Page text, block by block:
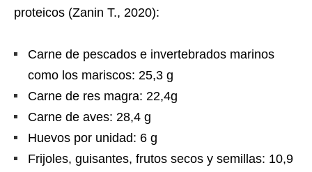
proteicos (Zanin T., 2020):
Carne de pescados e invertebrados marinos
como los mariscos: 25,3 g
Carne de res magra: 22,4g
Carne de aves: 28,4 g
Huevos por unidad: 6 g
Frijoles, guisantes, frutos secos y semillas: 10,9